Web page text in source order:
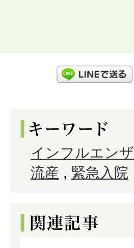
インフルエンザ
流産 , 緊急入院